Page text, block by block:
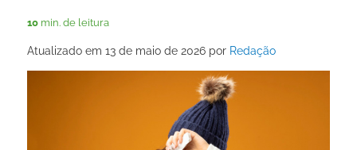
10 min. de leitura
Atualizado em 13 de maio de 2026 por Redação